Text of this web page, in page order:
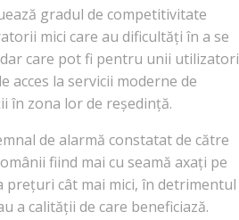
gradul de competitivitate
mici care au dificultăți în a se
care pot fi pentru unii utilizatori
acces la servicii moderne de
în zona lor de reședință.
de alarmă constatat de către
fiind mai cu seamă axați pe
prețuri cât mai mici, în detrimentul
a calității de care beneficiază.